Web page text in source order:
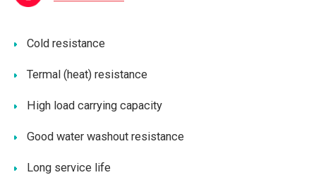
Cold resistance
Termal (heat) resistance
High load carrying capacity
Good water washout resistance
Long service life